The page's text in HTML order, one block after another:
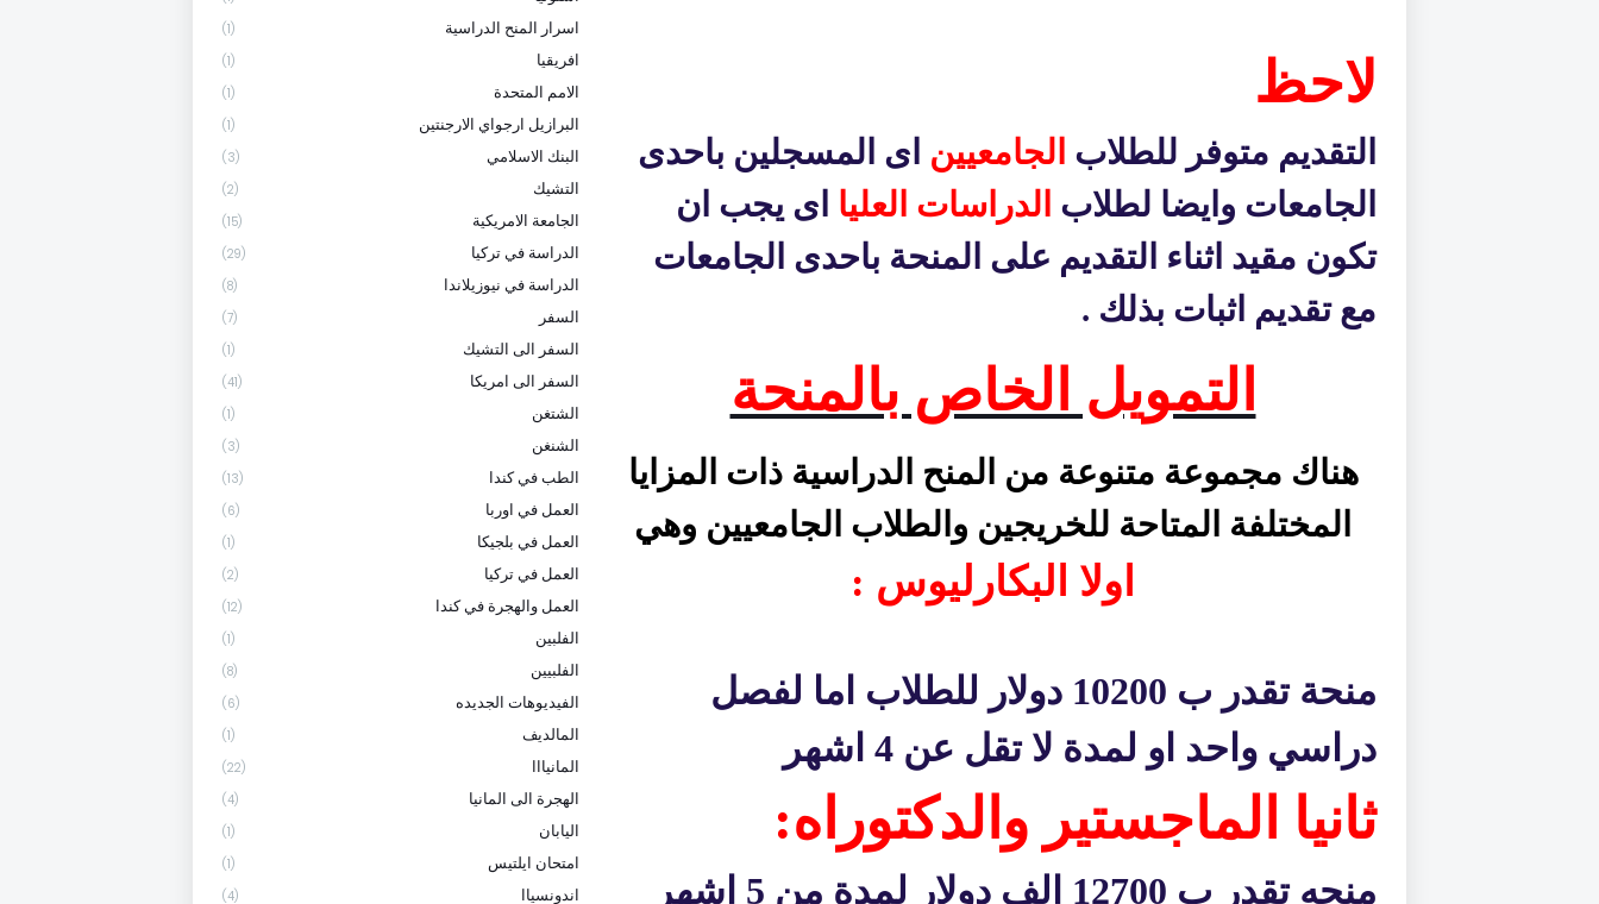
لاحظ
التقديم متوفر للطلاب الجامعيين اى المسجلين باحدى
الجامعات وايضا لطلاب الدراسات العليا اى يجب ان
تكون مقيد اثناء التقديم على المنحة باحدى الجامعات
مع تقديم اثبات بذلك .
التمويل الخاص بالمنحة
هناك مجموعة متنوعة من المنح الدراسية ذات المزايا
المختلفة المتاحة للخريجين والطلاب الجامعيين وهي
اولا البكارليوس :
منحة تقدر ب 10200 دولار للطلاب اما لفصل
دراسي واحد او لمدة لا تقل عن 4 اشهر
ثانيا الماجستير والدكتوراه:
منحه تقدر ب 12700 الف دولار لمدة من 5 اشهر
اسرار المنح الدراسية (1)
افريقيا (1)
الامم المتحدة (1)
البرازيل ارجواي الارجنتين (1)
البنك الاسلامي (3)
التشيك (2)
الجامعة الامريكية (15)
الدراسة في تركيا (29)
الدراسة في نيوزيلاندا (8)
السفر (7)
السفر الى التشيك (1)
السفر الى امريكا (41)
الشتغن (1)
الشنغن (3)
الطب في كندا (13)
العمل في اوربا (6)
العمل في بلجيكا (1)
العمل في تركيا (2)
العمل والهجرة في كندا (12)
الفلبين (1)
الفلبيين (8)
الفيديوهات الجديده (6)
المالديف (1)
المانيااا (22)
الهجرة الى المانيا (4)
اليابان (1)
امتحان ايلتيس (1)
اندونسياا (4)